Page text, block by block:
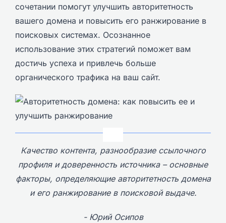
сочетании помогут улучшить авторитетность
вашего домена и повысить его ранжирование в
поисковых системах. Осознанное
использование этих стратегий поможет вам
достичь успеха и привлечь больше
органического трафика на ваш сайт.
Качество контента, разнообразие ссылочного
профиля и доверенность источника – основные
факторы, определяющие авторитетность домена
и его ранжирование в поисковой выдаче.
- Юрий Осипов